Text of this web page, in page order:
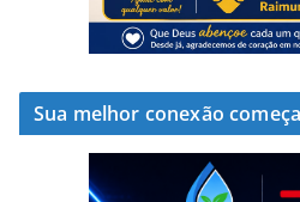
Sua melhor conexão